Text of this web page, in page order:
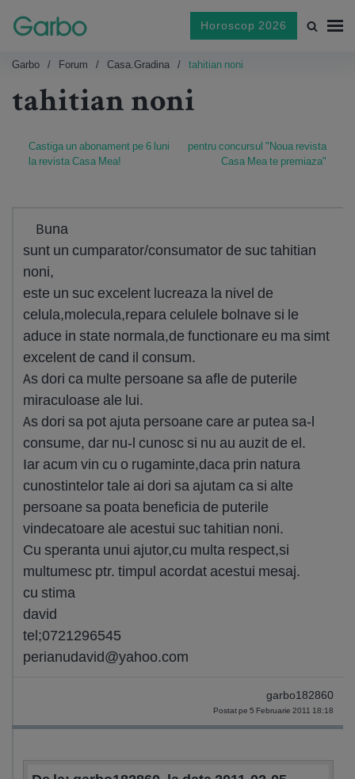
Horoscop 2026
Garbo Forum Casa.gradina tahitian noni
tahitian noni
Castiga un abonament pe 6 luni
la revista Casa Mea!
pentru concursul "Noua revista
Casa Mea te premiaza"
Buna
sunt un cumparator/consumator de suc tahitian
noni,
este un suc excelent lucreaza la nivel de
celula,molecula,repara celulele bolnave si le
aduce in state normala,de functionare eu ma simt
excelent de cand il consum.
As dori ca multe persoane sa afle de puterile
miraculoase ale lui.
As dori sa pot ajuta persoane care ar putea sa-l
consume, dar nu-l cunosc si nu au auzit de el.
Iar acum vin cu o rugaminte,daca prin natura
cunostintelor tale ai dori sa ajutam ca si alte
persoane sa poata beneficia de puterile
vindecatoare ale acestui suc tahitian noni.
Cu speranta unui ajutor,cu multa respect,si
multumesc ptr. timpul acordat acestui mesaj.
cu stima
david
tel;0721296545
perianudavid@yahoo.com
garbo182860
Postat pe 5 Februarie 2011 18:18